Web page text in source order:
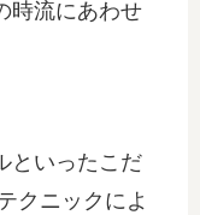
時流にあわせ
といったこだ
クニックによ